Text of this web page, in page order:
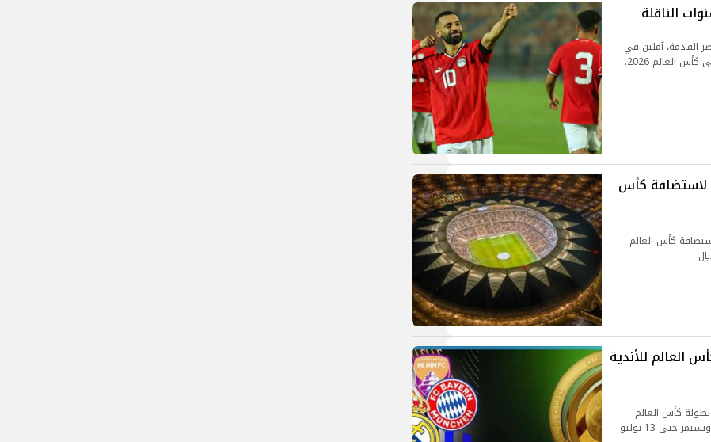
الناقلة
القادمة، آملين في
العالم 2026.
لاستضافة كأس
كأس العالم
العالم للأندية
بطولة كأس العالم
للأندية 2025، التي ستنطلق في 15 يونيو المقبل وتستمر حتى 13 يوليو